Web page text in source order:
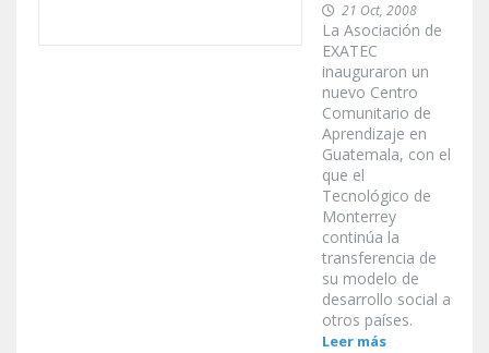
21 Oct, 2008
La Asociación de
EXATEC
inauguraron un
nuevo Centro
Comunitario de
Aprendizaje en
Guatemala, con el
que el
Tecnológico de
Monterrey
continúa la
transferencia de
su modelo de
desarrollo social a
otros países.
Leer más